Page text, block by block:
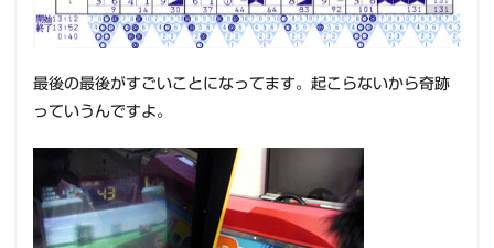
最後の最後がすごいことになってます。起こらないから奇跡
っていうんですよ。